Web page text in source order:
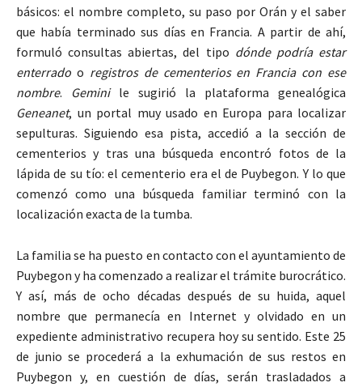
básicos: el nombre completo, su paso por Orán y el saber
que había terminado sus días en Francia. A partir de ahí,
formuló consultas abiertas, del tipo dónde podría estar
enterrado o registros de cementerios en Francia con ese
nombre. Geminile sugirió la plataforma genealógica
Geneanet, un portal muy usado en Europa para localizar
sepulturas. Siguiendo esa pista, accedió a la sección de
cementerios y tras una búsqueda encontró fotos de la
lápida de su tío: el cementerio era el de Puybegon. Y lo que
comenzó como una búsqueda familiar terminó con la
localización exacta de la tumba.
La familia se ha puesto en contacto con el ayuntamiento de
Puybegon y ha comenzado a realizar el trámite burocrático.
Y así, más de ocho décadas después de su huida, aquel
nombre que permanecía en Internet y olvidado en un
expediente administrativo recupera hoy su sentido. Este 25
de junio se procederá a la exhumación de sus restos en
Puybegon y, en cuestión de días, serán trasladados a